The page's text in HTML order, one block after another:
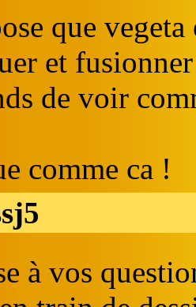
que
et
de voir
comme ca !
à vos